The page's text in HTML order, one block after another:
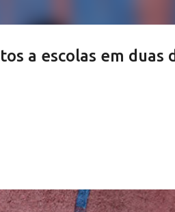
a escolas em duas